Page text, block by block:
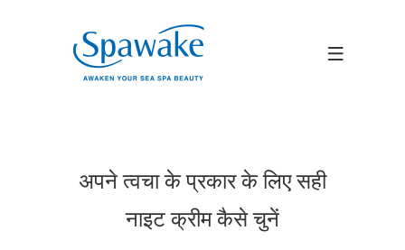
अपने त्वचा के प्रकार के लिए सही
नाइट क्रीम कैसे चुनें